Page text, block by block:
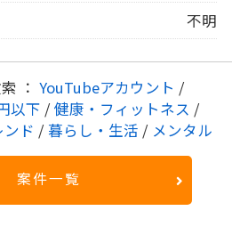
不明
： YouTubeアカウント /
以下 / 健康・フィットネス /
ド / 暮らし・生活 / メンタル
案件一覧